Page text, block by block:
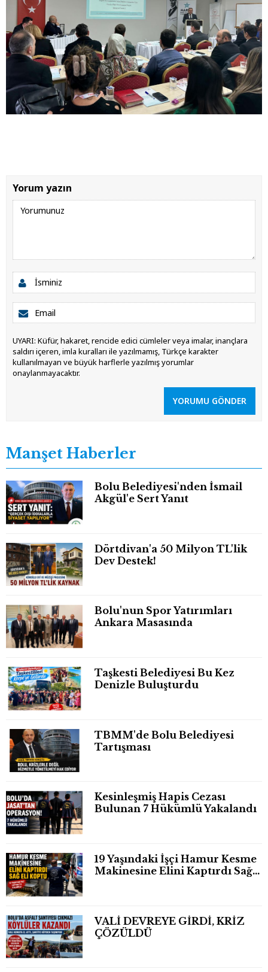
Yorum yazın
UYARI: Küfür, hakaret, rencide edici cümleler veya imalar, inançlara
saldırı içeren, imla kuralları ile yazılmamış, Türkçe karakter
kullanılmayan ve büyük harflerle yazılmış yorumlar
onaylanmayacaktır.
YORUMU GÖNDER
Manşet Haberler
Bolu Belediyesi'nden İsmail
Akgül'e Sert Yanıt
Dörtdivan'a 50 Milyon TL'lik
Dev Destek!
Bolu'nun Spor Yatırımları
Ankara Masasında
Taşkesti Belediyesi Bu Kez
Denizle Buluşturdu
TBMM'de Bolu Belediyesi
Tartışması
Kesinleşmiş Hapis Cezası
Bulunan 7 Hükümlü Yakalandı
19 Yaşındaki İşçi Hamur Kesme
Makinesine Elini Kaptırdı Sağ
VALİ DEVREYE GİRDİ, KRİZ
ÇÖZÜLDÜ